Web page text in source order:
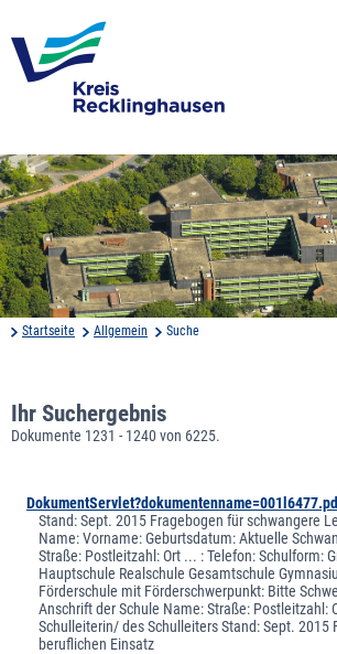
Startseite Allgemein Suche
Ihr Suchergebnis
Dokumente 1231 - 1240 von 6225.
Stand: Sept. 2015 Fragebogen für schwangere
Name: Vorname: Geburtsdatum: Aktuelle
Straße: Postleitzahl: Ort ... : Telefon: Schulform:
Hauptschule Realschule Gesamtschule
Förderschule mit Förderschwerpunkt: Bitte
Anschrift der Schule Name: Straße: Postleitzahl:
Schulleiterin/ des Schulleiters Stand: Sept. 2015
beruflichen Einsatz